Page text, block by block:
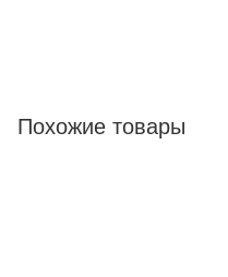
Похожие товары